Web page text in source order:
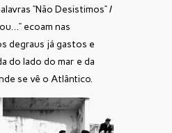
“Não Desistimos” /
ecoam nas
degraus já gastos e
do lado do mar e da
se vê o Atlântico.